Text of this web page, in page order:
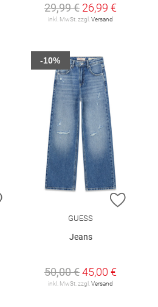
29,99 € 26,99 €
inkl. MwSt. zzgl. Versand
ZUR WUNSCHLISTE HINZUFÜGEN
ZUR
GUESS
Jeans
50,00 €45,00 €
inkl. MwSt. zzgl. Versand
-10%